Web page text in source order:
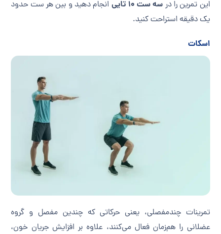
این تمرین را در سه ست ۱۰ تایی
انجام دهید و بین هر ست حدود
یک دقیقه استراحت کنید.
اسکات
تمرینات چندمفصلی، یعنی حرکاتی که چندین مفصل و گروه
عضلانی را هم‌زمان فعال می‌کنند، علاوه بر افزایش جریان خون،